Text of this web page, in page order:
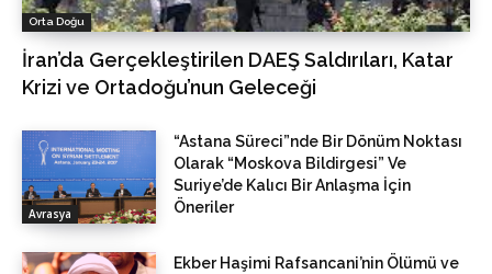
Orta Doğu
İran’da Gerçekleştirilen DAEŞ Saldırıları, Katar
Krizi ve Ortadoğu’nun Geleceği
Avrasya
“Astana Süreci”nde Bir Dönüm Noktası
Olarak “Moskova Bildirgesi” Ve
Suriye’de Kalıcı Bir Anlaşma İçin
Öneriler
Ekber Haşimi Rafsancani’nin Ölümü ve